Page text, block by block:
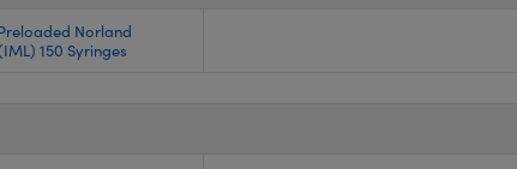
Norland
150 Syringes